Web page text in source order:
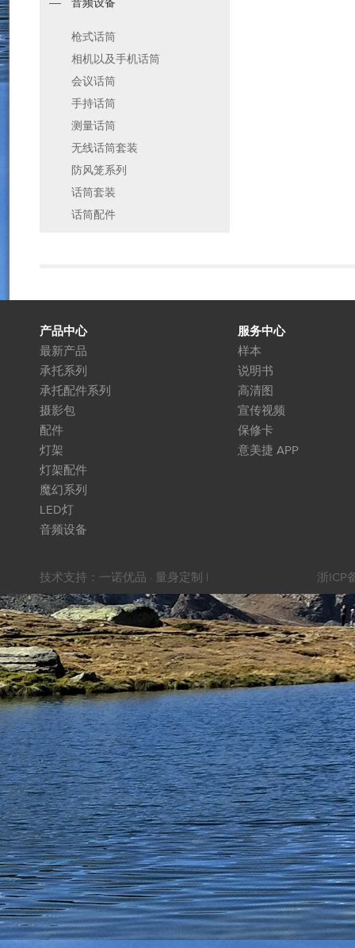
音频设备
枪式话筒
相机以及手机话筒
会议话筒
手持话筒
测量话筒
无线话筒套装
防风笼系列
话筒套装
话筒配件
产品中心
最新产品
承托系列
承托配件系列
摄影包
配件
灯架
灯架配件
魔幻系列
LED灯
音频设备
服务中心
样本
说明书
高清图
宣传视频
保修卡
意美捷 APP
技术支持： 一诺优品 · 量身定制 | 浙ICP